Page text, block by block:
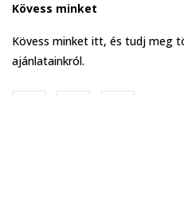
Kövess minket
Kövess minket itt, és tudj meg
ajánlatainkról.